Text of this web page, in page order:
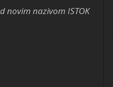
novim nazivom ISTOK